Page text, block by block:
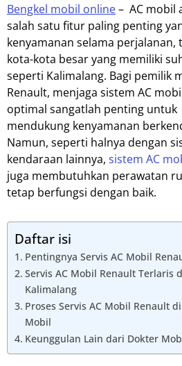
Bengkel mobil online– AC mobil
salah satu fitur paling penting
kenyamanan selama perjalanan,
kota-kota besar yang memiliki
seperti Kalimalang. Bagi pemilik
Renault, menjaga sistem AC
optimal sangatlah penting untuk
mendukung kenyamanan
Namun, seperti halnya dengan
kendaraan lainnya, sistem AC
juga membutuhkan perawatan
tetap berfungsi dengan baik.
Daftar isi
Pentingnya Servis AC Mobil
Servis AC Mobil Renault Terlaris
Kalimalang
Proses Servis AC Mobil Renault
Mobil
Keunggulan Lain dari Dokter